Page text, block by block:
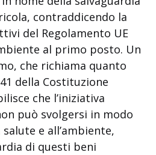
contraddicendo la
del Regolamento UE
al primo posto. Un
che richiama quanto
della Costituzione
che l’iniziativa
può svolgersi in modo
e all’ambiente,
di questi beni